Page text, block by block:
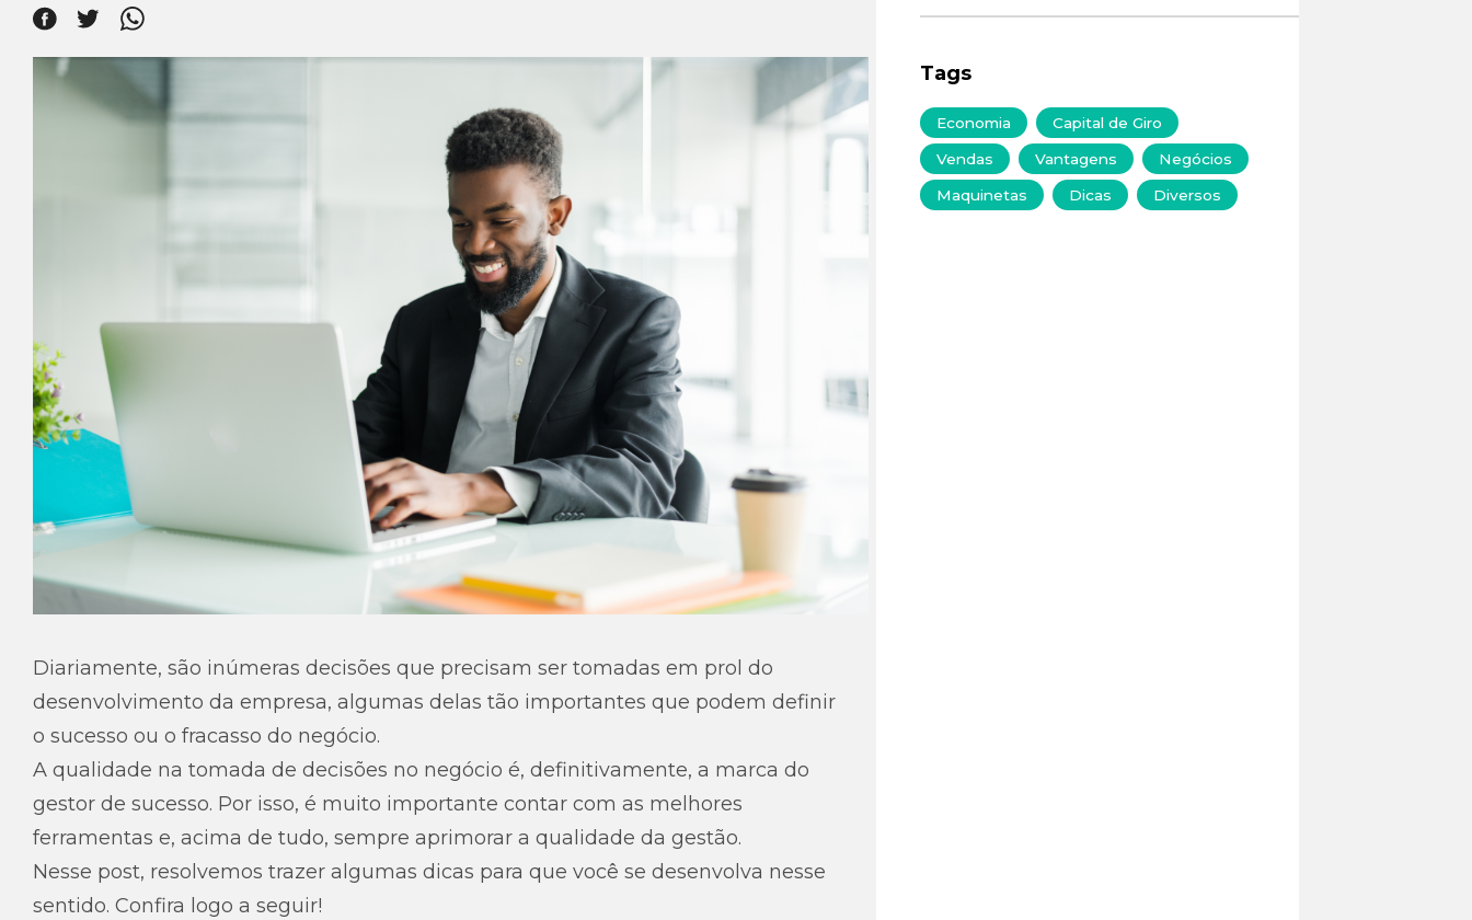
Eurobank
Diariamente, são inúmeras decisões que precisam ser tomadas em prol do
desenvolvimento da empresa, algumas delas tão importantes que podem definir
o sucesso ou o fracasso do negócio.
A qualidade na tomada de decisões no negócio é, definitivamente, a marca do
gestor de sucesso. Por isso, é muito importante contar com as melhores
ferramentas e, acima de tudo, sempre aprimorar a qualidade da gestão.
Nesse post, resolvemos trazer algumas dicas para que você se desenvolva nesse
sentido. Confira logo a seguir!
Tags
Economia Capital de Giro
Vendas Vantagens Negócios
Maquinetas Dicas Diversos